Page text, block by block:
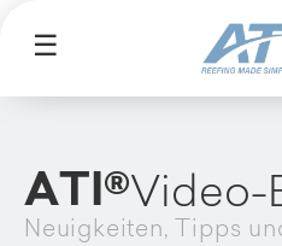
☰
ATI®Video-
Neuigkeiten, Tipps